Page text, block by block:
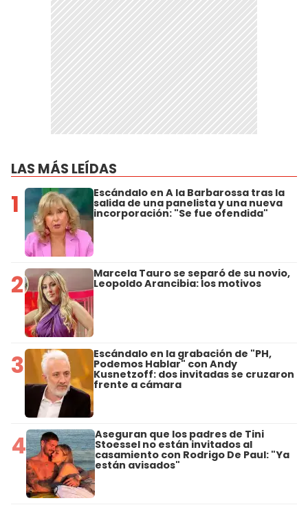
LAS MÁS LEÍDAS
1 Escándalo en A la Barbarossa tras la
salida de una panelista y una nueva
incorporación: "Se fue ofendida"
2 Marcela Tauro se separó de su novio,
Leopoldo Arancibia: los motivos
3 Escándalo en la grabación de "PH,
Podemos Hablar" con Andy
Kusnetzoff: dos invitadas se cruzaron
frente a cámara
4 Aseguran que los padres de Tini
Stoessel no están invitados al
casamiento con Rodrigo De Paul: "Ya
están avisados"